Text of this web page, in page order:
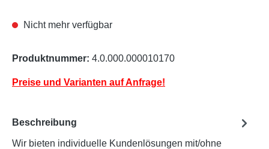
Nicht mehr verfügbar
Produktnummer: 4.0.000.000010170
Preise und Varianten auf Anfrage!
Beschreibung
Wir bieten individuelle Kundenlösungen mit/ohne